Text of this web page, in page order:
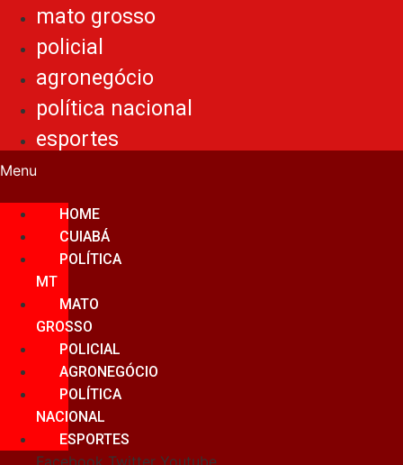
mato grosso
policial
agronegócio
política nacional
esportes
Menu
HOME
CUIABÁ
POLÍTICA
MT
MATO
GROSSO
POLICIAL
AGRONEGÓCIO
POLÍTICA
NACIONAL
ESPORTES